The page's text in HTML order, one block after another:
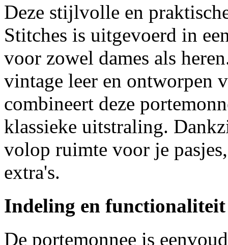
Deze stijlvolle en
Stitches is uitgevoerd in
voor zowel dames als
vintage leer en ontworpen
combineert deze
klassieke uitstraling.
volop ruimte voor je
extra's.
Indeling en functionaliteit
De portemonnee is